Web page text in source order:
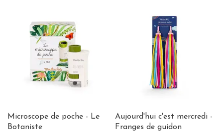
Microscope de poche - Le
Botaniste
Aujourd'hui c'est mercredi -
Franges de guidon